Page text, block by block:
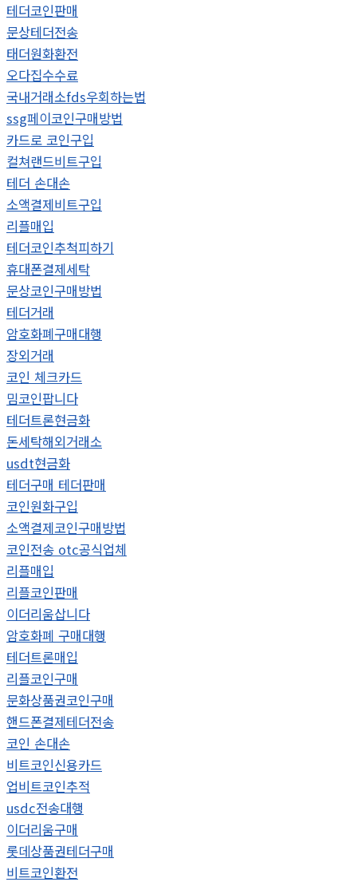
테더코인판매
문상테더전송
태더원화환전
오다집수수료
국내거래소fds우회하는법
ssg페이코인구매방법
카드로 코인구입
컬쳐랜드비트구입
테더 손대손
소액결제비트구입
리플매입
테더코인추척피하기
휴대폰결제세탁
문상코인구매방법
테더거래
암호화폐구매대행
장외거래
코인 체크카드
밈코인팝니다
테더트론현금화
돈세탁해외거래소
usdt현금화
테더구매 테더판매
코인원화구입
소액결제코인구매방법
코인전송 otc공식업체
리플매입
리플코인판매
이더리움삽니다
암호화폐 구매대행
테더트론매입
리플코인구매
문화상품권코인구매
핸드폰결제테더전송
코인 손대손
비트코인신용카드
업비트코인추적
usdc전송대행
이더리움구매
롯데상품권테더구매
비트코인환전